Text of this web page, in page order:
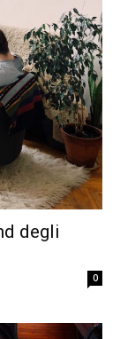
degli
0